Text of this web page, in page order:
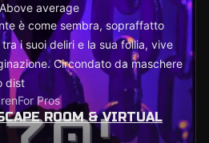
Above average
è come sembra, sopraffatto
i suoi deliri e la sua follia, vive
Circondato da maschere
dist
For Pros
ROOM & VIRTUAL